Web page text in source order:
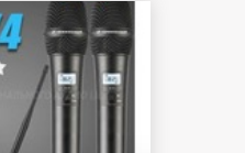
a très
en parfaite
Les 3
250